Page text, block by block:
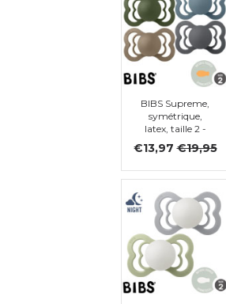
BIBS Supreme,
symétrique,
latex, taille 2 -
Iron, Hunter
Oak)
€13,97 €19,95